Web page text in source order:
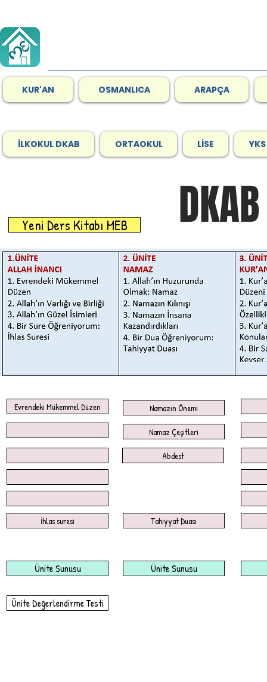
KUR'AN OSMANLICA ARAPÇA
İLKOKUL DKAB ORTAOKUL LİSE
Yeni Ders Kitabı MEB
Evrendeki Mükemmel Düzen Namazın Önemi
Namaz Çeşitleri
Abdest
İhlas suresi Tahiyyat Duası
Ünite Sunusu Ünite Sunusu
Ünite Değerlendirme Testi